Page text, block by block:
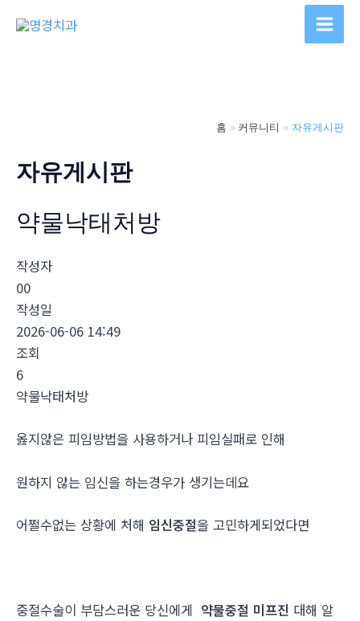
Main
홈 커뮤니티 자유게시판
자유게시판
약물낙­태처방
작성자
00
작성일
2026-06-06 14:49
조회
6
약물낙­태처방
옳지않은 피임방법을 사용하거나 피임실패로 인해
원하지 않는 임신을 하는경우가 생기는데요
어쩔수없는 상황에 처해 임신중절을 고민하게되었다면
중절수술이 부담스러운 당신에게 약물중절 미프진 대해 알